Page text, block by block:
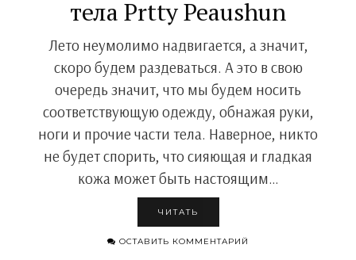
тела Prtty Peaushun
Лето неумолимо надвигается, а значит,
скоро будем раздеваться. А это в свою
очередь значит, что мы будем носить
соответствующую одежду, обнажая руки,
ноги и прочие части тела. Наверное, никто
не будет спорить, что сияющая и гладкая
кожа может быть настоящим…
ЧИТАТЬ
ОСТАВИТЬ КОММЕНТАРИЙ